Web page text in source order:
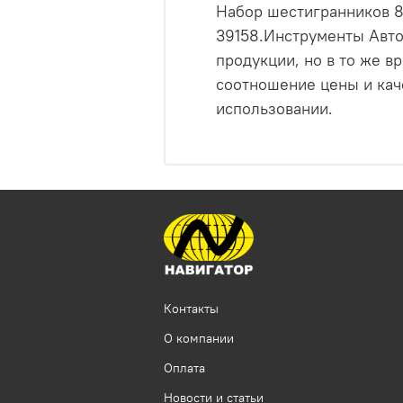
Набор шестигранников
39158.Инструменты
продукции, но в то же
соотношение цены и
использовании.
Контакты
О компании
Оплата
Новости и статьи